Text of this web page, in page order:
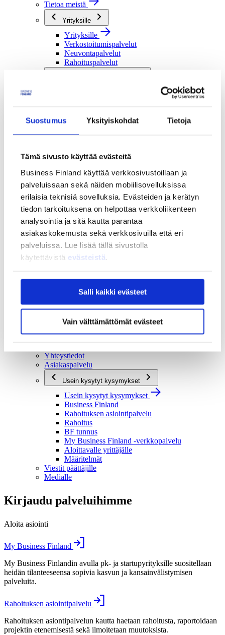
Suostumus Yksityiskohdat Tietoja
Tämä sivusto käyttää evästeitä
Business Finland käyttää verkkosivustoillaan ja
palveluissaan sekä näiden mobiilisovelluksissa
erilaisia teknisiä sovelluksia. Evästeiden ja kerätyn
tiedon tarkoituksena on helpottaa verkkoliikenteen
analysointia ja sitä kautta parantaa
asiakaskokemusta sekä verkkosivuilla että eri
palveluissa. Lue lisää tällä sivustolla
käytettävistä evästeistä
Salli kaikki evästeet
Vain välttämättömät evästeet
Tietoa meistä
Yrityksille
Yrityksille
Verkostoitumispalvelut
Neuvontapalvelut
Rahoituspalvelut
Julkisille toimijoille
Rahoituspalvelut
Me olemme Business Finland
Organisaatiomme
Töihin meille
Toimintaverkostomme
Strategia ja vaikuttavuus
Strategia ja vaikuttavuus
Business Finlandin strategia 2030
Ajankohtaista
Uutiset
Yhteys ja tuki
Yhteystiedot
Asiakaspalvelu
Usein kysytyt kysymykset
Usein kysytyt kysymykset
Business Finland
Rahoituksen asiointipalvelu
Rahoitus
BF tunnus
My Business Finland -verkkopalvelu
Aloittavalle yrittäjälle
Määritelmät
Viestit päättäjille
Medialle
Kirjaudu palveluihimme
Aloita asiointi
My Business Finland
My Business Finlandin avulla pk- ja startupyrityksille suositellaan
heidän tilanteeseensa sopivia kasvun ja kansainvälistymisen
palveluita.
Rahoituksen asiointipalvelu
Rahoituksen asiontipalvelun kautta haetaan rahoitusta, raportoidaan
projektin etenemisestä sekä ilmoitetaan muutoksista.